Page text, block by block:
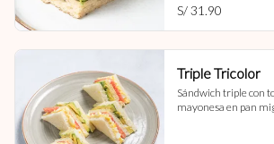
S/ 31.90
Triple Tricolor
Sándwich triple con
mayonesa en pan